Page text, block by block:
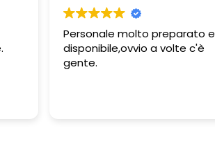
Personale molto preparato e
disponibile,ovvio a volte c'è
gente.